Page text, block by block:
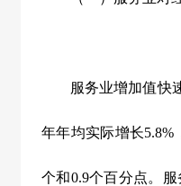
服务业增加值快
年年均实际增长5.8%
个和0.9个百分点。